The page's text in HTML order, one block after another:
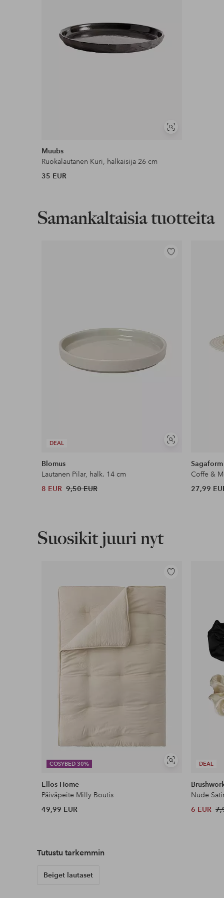
Näytä
Muubs
Ruokalautanen Kuri, halkaisija 26 cm
35 EUR
Samankaltaisia tuotteita
DEAL
Näytä
Lisää
Blomus
Lautanen Pilar, halk. 14 cm
8 EUR 9,50 EUR
Sagaform
Coffe &
27,99
Suosikit juuri nyt
COSYBED 30%
Näytä
Lisää
suosikkeihin
Ellos Home
Päiväpeite Milly Boutis
49,99 EUR
DEAL
Nude
6 EUR
Tutustu tarkemmin
Beiget lautaset